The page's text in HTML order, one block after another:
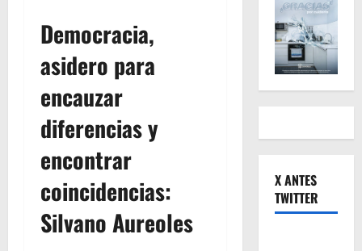
Democracia,
asidero para
encauzar
diferencias y
encontrar
coincidencias:
Silvano Aureoles
X ANTES
TWITTER